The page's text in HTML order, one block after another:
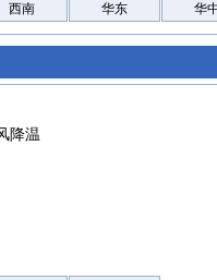
西南 华东 华
降温